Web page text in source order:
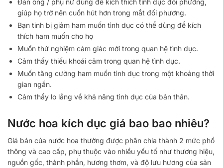
Đàn ông / phụ nữ dùng để kích thích tình dục đối phương,
giúp họ trở nên cuốn hút hơn trong mắt đối phương.
Bạn tinh bị giảm ham muốn tình dục có thể dùng để kích
thích ham muốn cho họ
Muốn thử nghiệm cảm giác mới trong quan hệ tình dục.
Cảm thấy thiếu khoái cảm trong quan hệ tình dục.
Muốn tăng cường ham muốn tình dục trong một khoảng thời
gian ngắn.
Cảm thấy lo lắng về khả năng tình dục của bản thân.
Nước hoa kích dục giá bao bao nhiêu?
Giá bán của nước hoa thường được phân chia thành 2 mức phổ
thông và cao cấp, phụ thuộc vào nhiều yếu tố như thương hiệu,
nguồn gốc, thành phần, hương thơm, và độ lưu hương của sản